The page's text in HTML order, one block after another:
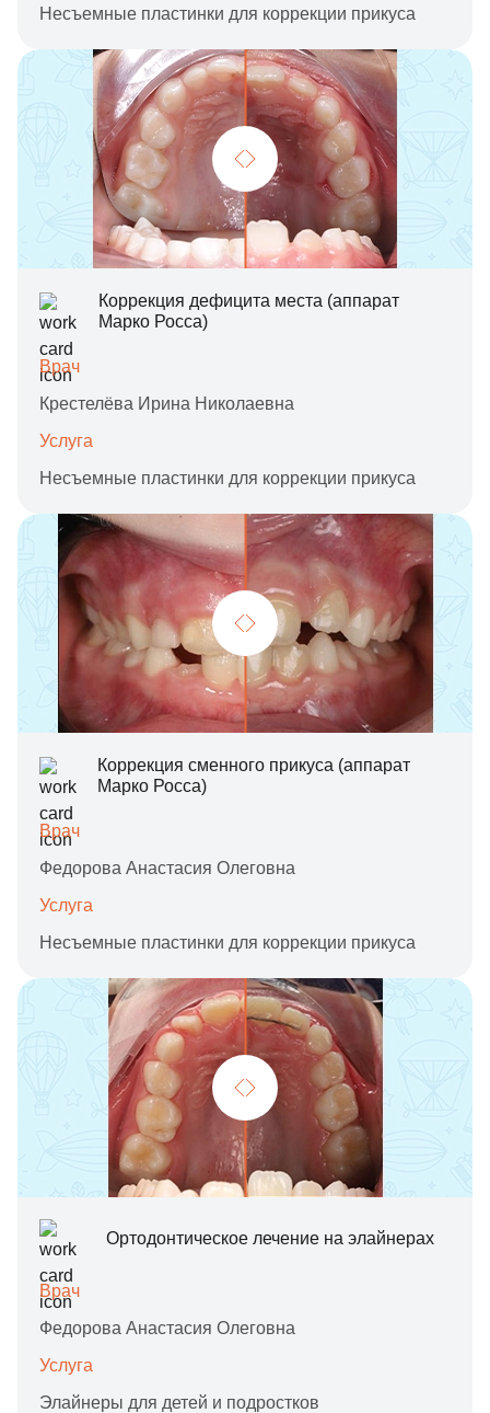
Несъемные пластинки для коррекции прикуса
Коррекция дефицита места (аппарат
Марко Росса)
Врач
Крестелёва Ирина Николаевна
Услуга
Несъемные пластинки для коррекции прикуса
Коррекция сменного прикуса (аппарат
Марко Росса)
Врач
Федорова Анастасия Олеговна
Услуга
Несъемные пластинки для коррекции прикуса
Ортодонтическое лечение на элайнерах
Врач
Федорова Анастасия Олеговна
Услуга
Элайнеры для детей и подростков